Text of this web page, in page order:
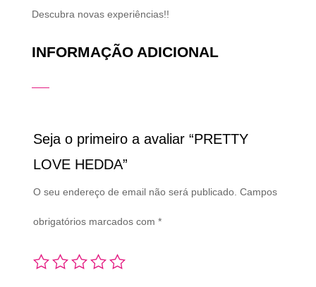
Descubra novas experiências!!
INFORMAÇÃO ADICIONAL
Seja o primeiro a avaliar “PRETTY
LOVE HEDDA”
O seu endereço de email não será publicado. Campos
obrigatórios marcados com *